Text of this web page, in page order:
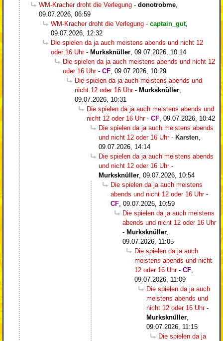
WM-Kracher droht die Verlegung - donotrobme
09.07.2026, 06:59
WM-Kracher droht die Verlegung - captain_gut,
09.07.2026, 12:32
Die spielen da ja auch meistens abends und nicht 12
oder 16 Uhr- Murksknüller 09.07.2026, 10:14
Die spielen da ja auch meistens abends und nicht 12
oder 16 Uhr- CF 09.07.2026, 10:29
Die spielen da ja auch meistens abends und
nicht 12 oder 16 Uhr- Murksknüller
09.07.2026, 10:31
Die spielen da ja auch meistens abends und
nicht 12 oder 16 Uhr- CF 09.07.2026, 10:42
Die spielen da ja auch meistens abends
und nicht 12 oder 16 Uhr- Karsten
09.07.2026, 14:14
Die spielen da ja auch meistens abends
und nicht 12 oder 16 Uhr-
Murksknüller 09.07.2026, 10:54
Die spielen da ja auch meistens
abends und nicht 12 oder 16 Uhr-
CF 09.07.2026, 10:59
Die spielen da ja auch meistens
abends und nicht 12 oder 16 Uhr
- Murksknüller
09.07.2026, 11:05
Die spielen da ja auch
meistens abends und nicht
12 oder 16 Uhr- CF
09.07.2026, 11:09
Die spielen da ja auch
meistens abends und
nicht 12 oder 16 Uhr-
Murksknüller
09.07.2026, 11:15
Die spielen da ja